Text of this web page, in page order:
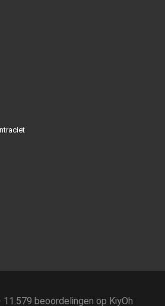
11.579 beoordelingen op KiyOh